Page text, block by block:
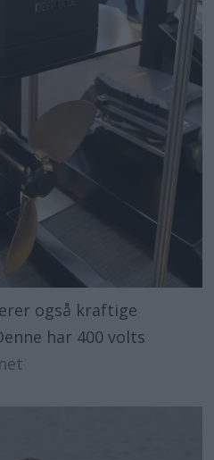
også kraftige
har 400 volts